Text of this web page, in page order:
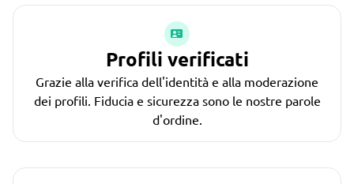
Profili verificati
Grazie alla verifica dell'identità e alla moderazione
dei profili. Fiducia e sicurezza sono le nostre parole
d'ordine.